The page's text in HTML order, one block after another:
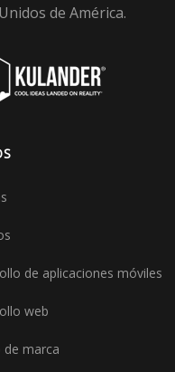
de América.
de aplicaciones móviles
web
de marca